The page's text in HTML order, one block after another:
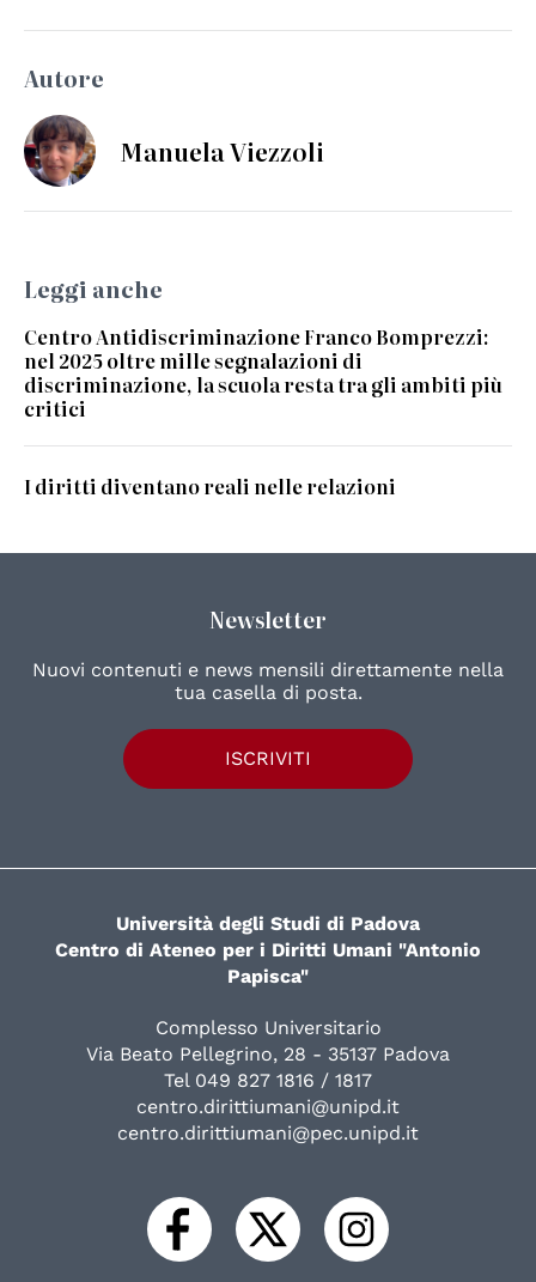
Autore
Manuela Viezzoli
Leggi anche
Centro Antidiscriminazione Franco Bomprezzi:
nel 2025 oltre mille segnalazioni di
discriminazione, la scuola resta tra gli ambiti più
critici
I diritti diventano reali nelle relazioni
Newsletter
Nuovi contenuti e news mensili direttamente nella
tua casella di posta.
ISCRIVITI
Università degli Studi di Padova
Centro di Ateneo per i Diritti Umani "Antonio
Papisca"
Complesso Universitario
Via Beato Pellegrino, 28 - 35137 Padova
Tel 049 827 1816 / 1817
centro.dirittiumani@unipd.it
centro.dirittiumani@pec.unipd.it